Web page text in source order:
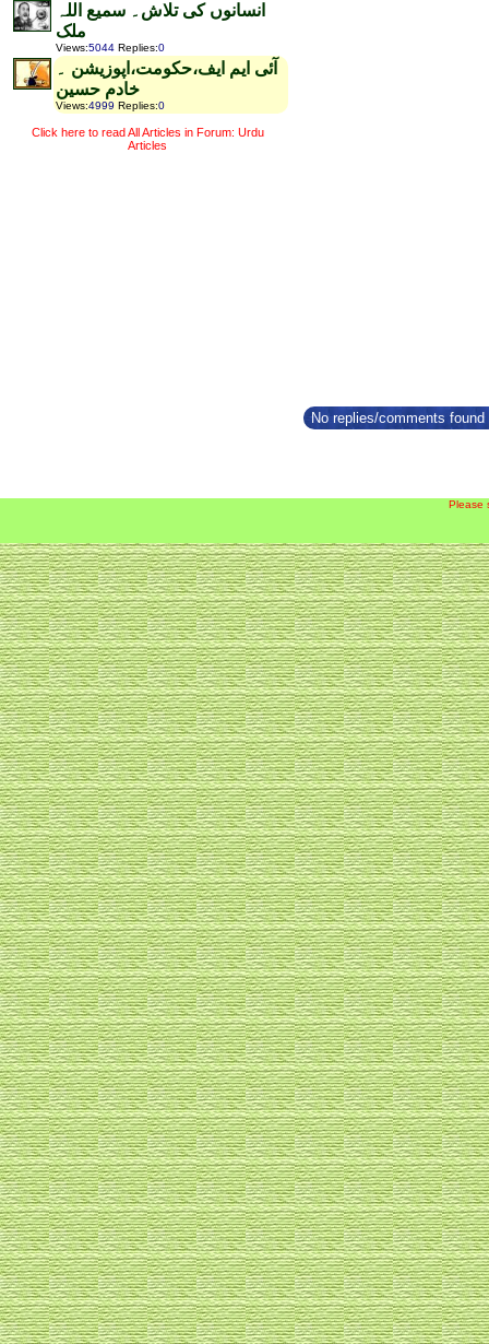
انسانوں کی تلاش۔ سمیع اللہ
ملک
Views:5044 Replies:0
آئی ایم ایف،حکومت،اپوزیشن ۔
خادم حسین
Views:4999 Replies:0
Click here to read All Articles in Forum: Urdu
Articles
No replies/comments
Please